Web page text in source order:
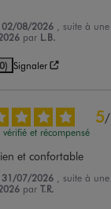
02/08/2026
, suite à
par L.B.
Signaler
5/
vérifié et récompensé
et confortable
31/07/2026
, suite à
parT.R.